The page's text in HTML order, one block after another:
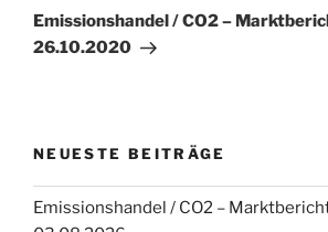
Beitrag
Emissionshandel / CO2 –
26.10.2020
NEUESTE BEITRÄGE
Emissionshandel / CO2 –